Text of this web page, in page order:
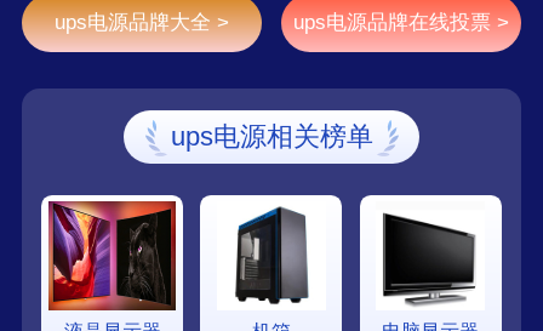
ups电源品牌大全 > ups电源品牌在线投票 >
ups电源相关榜单